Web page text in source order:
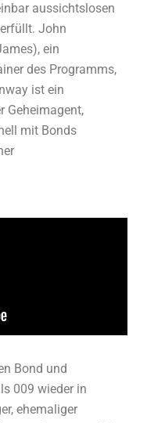
aussichtslosen
John
ein
des Programms,
ist ein
Geheimagent,
mit Bonds
Bond und
009 wieder in
ehemaliger